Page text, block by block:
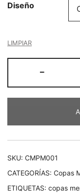
Diseño
LIMPIAR
-
SKU: CMPM001
CATEGORÍAS: Copas
ETIQUETAS: copas